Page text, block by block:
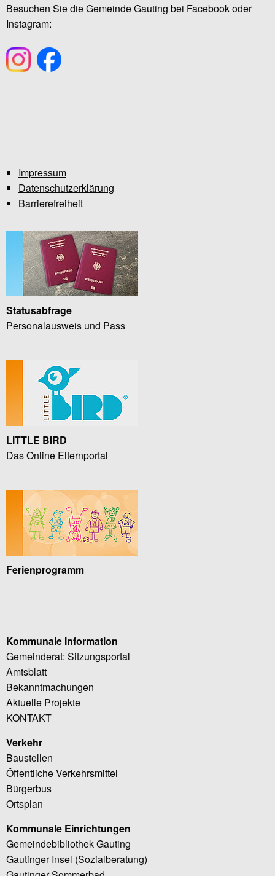
Besuchen Sie die Gemeinde Gauting bei Facebook oder
Instagram:
Impressum
Datenschutzerklärung
Barrierefreiheit
Statusabfrage
Personalausweis und Pass
LITTLE BIRD
Das Online Elternportal
Ferienprogramm
Kommunale Information
Gemeinderat: Sitzungsportal
Amtsblatt
Bekanntmachungen
Aktuelle Projekte
KONTAKT
Verkehr
Baustellen
Öffentliche Verkehrsmittel
Bürgerbus
Ortsplan
Kommunale Einrichtungen
Gemeindebibliothek Gauting
Gautinger Insel (Sozialberatung)